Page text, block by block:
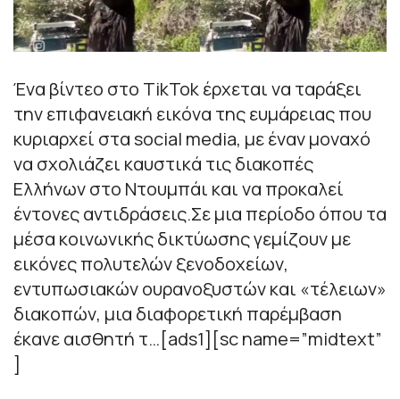
Ένα βίντεο στο TikTok έρχεται να ταράξει
την επιφανειακή εικόνα της ευμάρειας που
κυριαρχεί στα social media, με έναν μοναχό
να σχολιάζει καυστικά τις διακοπές
Ελλήνων στο Ντουμπάι και να προκαλεί
έντονες αντιδράσεις.Σε μια περίοδο όπου τα
μέσα κοινωνικής δικτύωσης γεμίζουν με
εικόνες πολυτελών ξενοδοχείων,
εντυπωσιακών ουρανοξυστών και «τέλειων»
διακοπών, μια διαφορετική παρέμβαση
έκανε αισθητή τ…[ads1][sc name=”midtext”
]